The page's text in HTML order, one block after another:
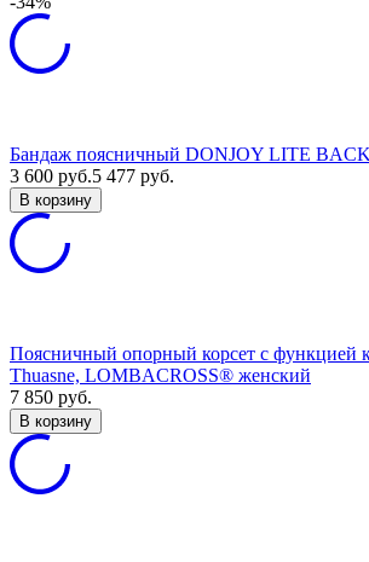
Бандаж поясничный DONJOY LITE
3 600 руб.5 477 руб.
В корзину
Поясничный опорный корсет с функцией
Thuasne, LOMBACROSS® женский
7 850 руб.
В корзину